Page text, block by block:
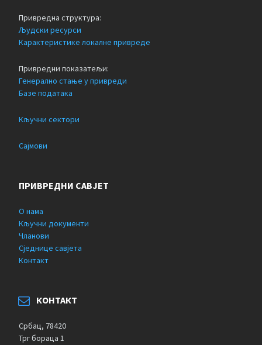
Привредна структура:
Људски ресурси
Карактеристике локалне привреде
Привредни показатељи:
Генерално стање у привреди
Базе података
Кључни сектори
Сајмови
ПРИВРЕДНИ САВЈЕТ
О нама
Кључни документи
Чланови
Сједнице савјета
Контакт
КОНТАКТ
Србац, 78420
Трг бораца 1